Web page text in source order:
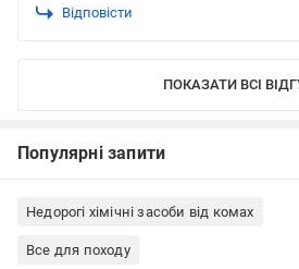
Відповісти
ПОКАЗАТИ ВСІ
Популярні запити
Недорогі хімічні засоби від комах
Все для походу